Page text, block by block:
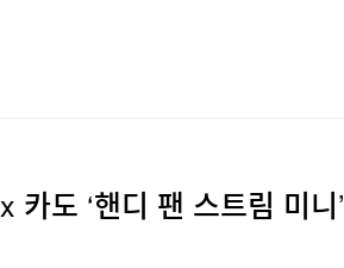
카도 ‘핸디 팬 스트림 미니’